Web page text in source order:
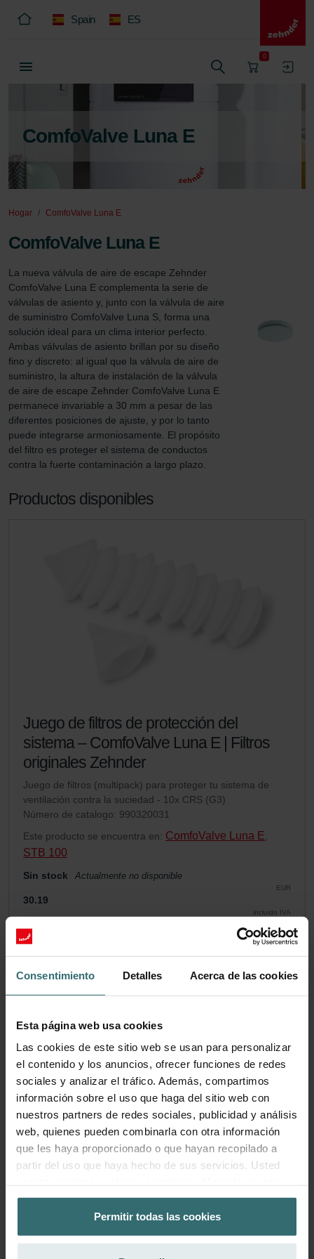
Consentimiento Detalles Acerca de las cookies
Esta página web usa cookies
Las cookies de este sitio web se usan para personalizar
el contenido y los anuncios, ofrecer funciones de redes
sociales y analizar el tráfico. Además, compartimos
información sobre el uso que haga del sitio web con
nuestros partners de redes sociales, publicidad y análisis
web, quienes pueden combinarla con otra información
que les haya proporcionado o que hayan recopilado a
partir del uso que haya hecho de sus servicios. Usted
sitio web.
Permitir todas las cookies
Spain ES
0
ComfoValve Luna E
Hogar ComfoValve Luna E
ComfoValve Luna E
La nueva válvula de aire de escape Zehnder
ComfoValve Luna E complementa la serie de
válvulas de asiento y, junto con la válvula de aire
de suministro ComfoValve Luna S, forma una
solución ideal para un clima interior perfecto.
Ambas válvulas de asiento brillan por su diseño
fino y discreto: al igual que la válvula de aire de
suministro, la altura de instalación de la válvula
de aire de escape Zehnder ComfoValve Luna E
permanece invariable a 30 mm a pesar de las
diferentes posiciones de ajuste, y por lo tanto
puede integrarse armoniosamente. El propósito
del filtro es proteger el sistema de conductos
contra la fuerte contaminación a largo plazo.
Productos disponibles
Juego de filtros de protección del
sistema – ComfoValve Luna E | Filtros
originales Zehnder
Juego de filtros (multipack) para proteger tu sistema de
ventilación contra la suciedad - 10x CRS (G3)
Número de catalogo: 990320031
Este producto se encuentra en: ComfoValve Luna E
STB 100
Sin stock Actualmente no disponible
EUR
30.19
incluido IVA
Añadir al carrito
descuento
y periódica! (Oferta exclusiva para clientes particulares)
EUR
25.66 30.19
excl. Gastos de envío
Suscribir